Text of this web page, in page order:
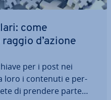
come
d’azione
per i post nei
loro i contenuti e per­
di prendere parte